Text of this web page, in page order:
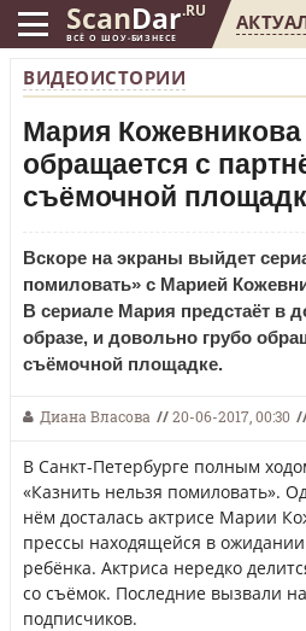
ScanDar.RU
ВСЁ О ШОУ-БИЗНЕСЕ
ВИДЕОИСТОРИИ
Мария Кожевникова
обращается с
съёмочной
Вскоре на экраны выйдет
помиловать» с Марией
В сериале Мария предстаёт в
образе, и довольно грубо
съёмочной площадке.
Диана Власова //20-06-2017, 00:30
В Санкт-Петербурге полным
«Казнить нельзя помиловать».
нём досталась актрисе Марии
прессы находящейся в
ребёнка. Актриса нередко
со съёмок. Последние вызвали
подписчиков.